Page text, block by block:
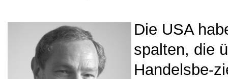
Die USA
spalten, die
Handelsbe-